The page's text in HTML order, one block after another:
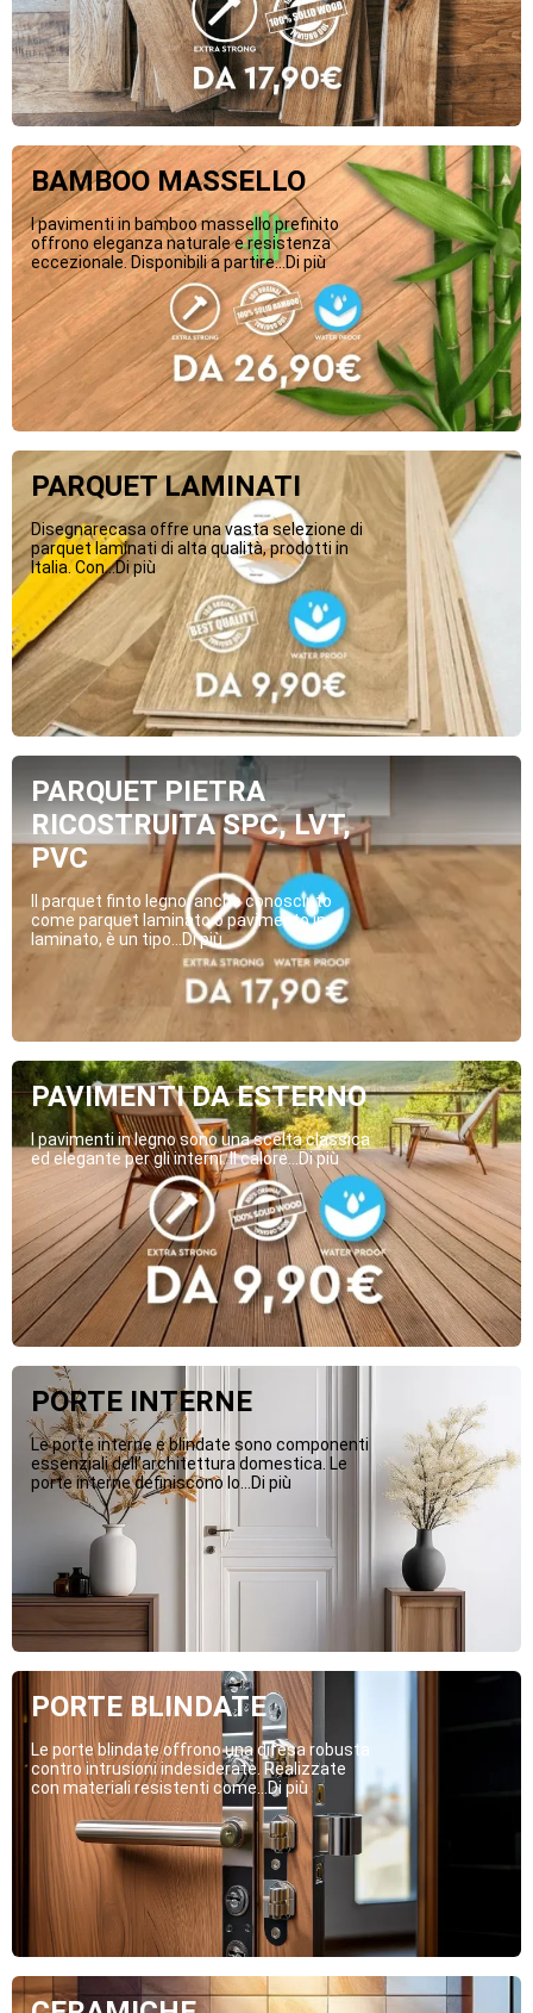
BAMBOO MASSELLO
I pavimenti in bamboo massello prefinito
offrono eleganza naturale e resistenza
eccezionale. Disponibili a partire...Di più
PARQUET LAMINATI
Disegnarecasa offre una vasta selezione di
parquet laminati di alta qualità, prodotti in
Italia. Con...Di più
PARQUET PIETRA
RICOSTRUITA SPC, LVT,
PVC
Il parquet finto legno, anche conosciuto
come parquet laminato o pavimento in
laminato, è un tipo...Di più
PAVIMENTI DA ESTERNO
I pavimenti in legno sono una scelta classica
ed elegante per gli interni. Il calore...Di più
PORTE INTERNE
Le porte interne e blindate sono componenti
essenziali dell’architettura domestica. Le
porte interne definiscono lo...Di più
PORTE BLINDATE
Le porte blindate offrono una difesa robusta
contro intrusioni indesiderate. Realizzate
con materiali resistenti come...Di più